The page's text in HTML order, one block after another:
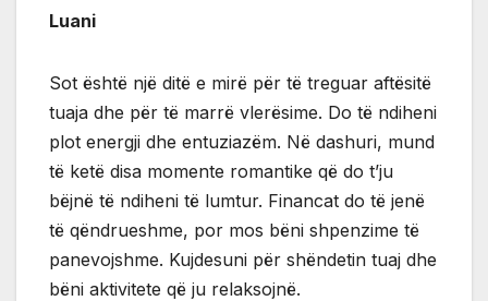
Luani
Sot është një ditë e mirë për të treguar aftësitë
tuaja dhe për të marrë vlerësime. Do të ndiheni
plot energji dhe entuziazëm. Në dashuri, mund
të ketë disa momente romantike që do t’ju
bëjnë të ndiheni të lumtur. Financat do të jenë
të qëndrueshme, por mos bëni shpenzime të
panevojshme. Kujdesuni për shëndetin tuaj dhe
bëni aktivitete që ju relaksojnë.